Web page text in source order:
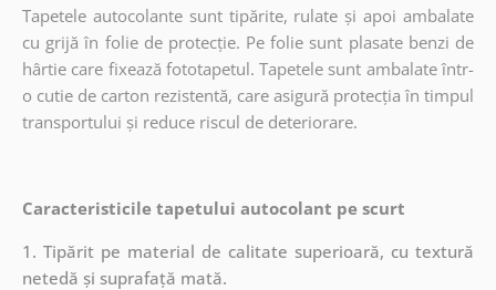
Tapetele autocolante sunt tipărite, rulate și apoi ambalate
cu grijă în folie de protecție. Pe folie sunt plasate benzi de
hârtie care fixează fototapetul. Tapetele sunt ambalate într-
o cutie de carton rezistentă, care asigură protecția în timpul
transportului și reduce riscul de deteriorare.
Caracteristicile tapetului autocolant pe scurt
1. Tipărit pe material de calitate superioară, cu textură
netedă și suprafață mată.